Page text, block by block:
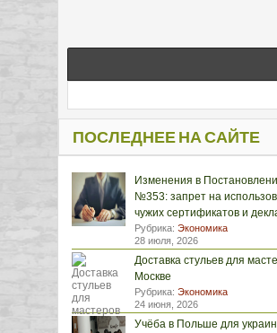
ПОСЛЕДНЕЕ НА САЙТЕ
Изменения в
№353: запрет на
чужих сертификатов и
Рубрика: Экономика
28 июля, 2026
Доставка стульев для
Москве
Рубрика: Экономика
24 июня, 2026
Учёба в Польше для